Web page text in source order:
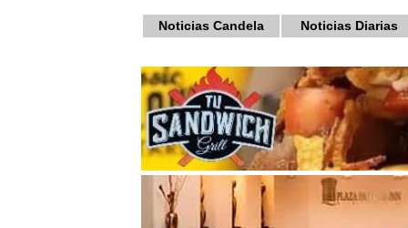
Noticias Candela Noticias Diarias